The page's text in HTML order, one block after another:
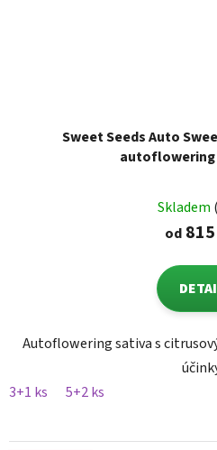
Sweet Seeds Auto
Skladem
od
Autoflowering sativa s
3+1 ks
5+2 ks